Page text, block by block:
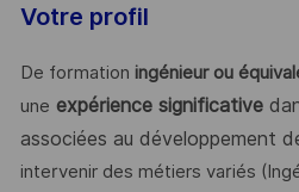
Votre profil
De formation ingénieur ou
une expérience significative
associées au développement
intervenir des métiers variés